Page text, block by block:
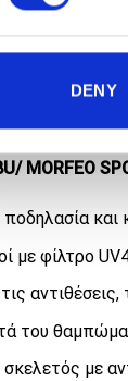
DENY
MORFEO
ποδηλασία
φίλτρο
του
με